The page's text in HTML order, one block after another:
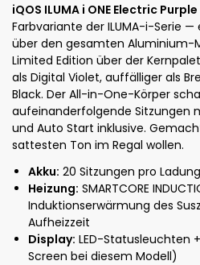
iQOS ILUMA i ONE Electric Purple
Farbvariante der ILUMA-i-Serie
über den gesamten Aluminium-
Limited Edition über der
als Digital Violet, auffälliger als
Black. Der All-in-One-Körper
aufeinanderfolgende Sitzungen
und Auto Start inklusive.
sattesten Ton im Regal wollen.
Akku: 20 Sitzungen pro
Heizung: SMARTCORE
Induktionserwärmung des
Aufheizzeit
Display: LED-Statusleuchten
Screen bei diesem Modell)